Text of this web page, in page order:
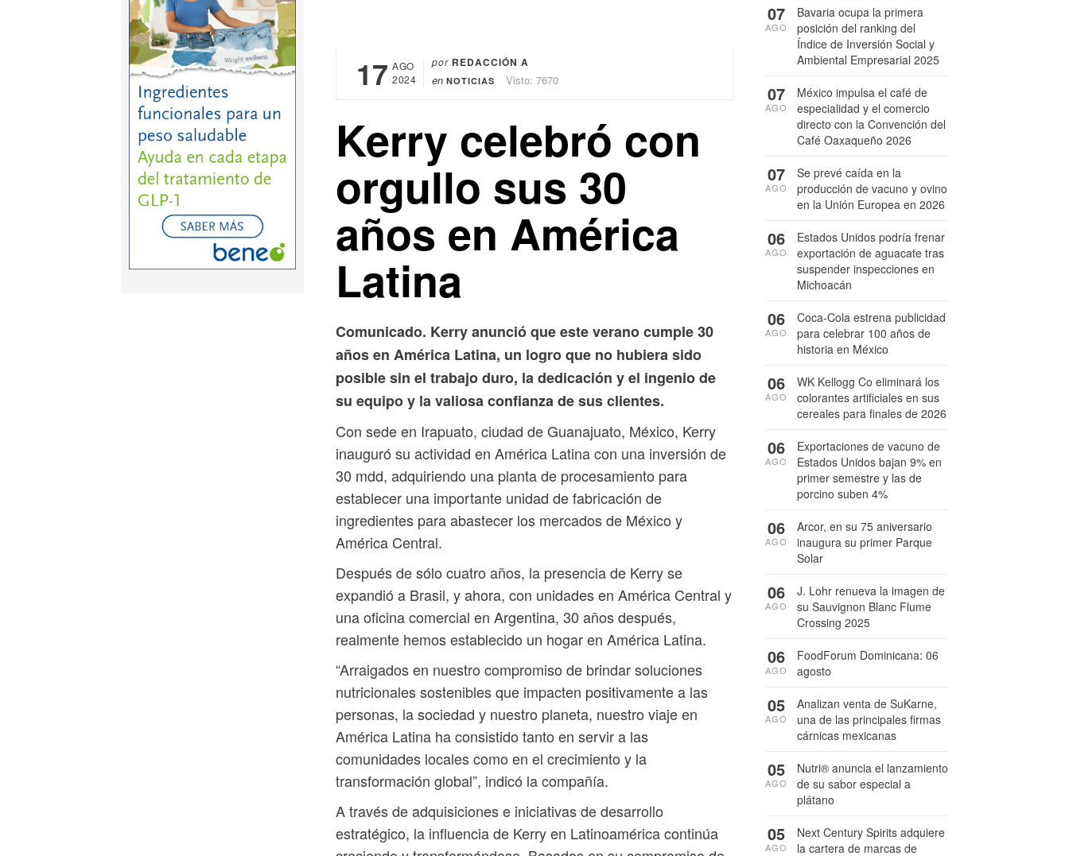
17 AGO
2024
por REDACCIÓN A
en NOTICIAS Visto: 7670
Kerry celebró con
orgullo sus 30
años en América
Latina
Comunicado. Kerry anunció que este verano cumple 30
años en América Latina, un logro que no hubiera sido
posible sin el trabajo duro, la dedicación y el ingenio de
su equipo y la valiosa confianza de sus clientes.
Con sede en Irapuato, ciudad de Guanajuato, México, Kerry
inauguró su actividad en América Latina con una inversión de
30 mdd, adquiriendo una planta de procesamiento para
establecer una importante unidad de fabricación de
ingredientes para abastecer los mercados de México y
América Central.
Después de sólo cuatro años, la presencia de Kerry se
expandió a Brasil, y ahora, con unidades en América Central y
una oficina comercial en Argentina, 30 años después,
realmente hemos establecido un hogar en América Latina.
“Arraigados en nuestro compromiso de brindar soluciones
nutricionales sostenibles que impacten positivamente a las
personas, la sociedad y nuestro planeta, nuestro viaje en
América Latina ha consistido tanto en servir a las
comunidades locales como en el crecimiento y la
transformación global”, indicó la compañía.
A través de adquisiciones e iniciativas de desarrollo
estratégico, la influencia de Kerry en Latinoamérica continúa
Bavaria ocupa la primera
posición del ranking del
Índice de Inversión Social y
Ambiental Empresarial 2025
07
AGO
México impulsa el café de
especialidad y el comercio
directo con la Convención del
Café Oaxaqueño 2026
07
AGO
Se prevé caída en la
producción de vacuno y ovino
en la Unión Europea en 2026
07
AGO
Estados Unidos podría frenar
exportación de aguacate tras
suspender inspecciones en
Michoacán
06
AGO
Coca-Cola estrena publicidad
para celebrar 100 años de
historia en México
06
AGO
WK Kellogg Co eliminará los
colorantes artificiales en sus
cereales para finales de 2026
06
AGO
Exportaciones de vacuno de
Estados Unidos bajan 9% en
primer semestre y las de
porcino suben 4%
06
AGO
Arcor, en su 75 aniversario
inaugura su primer Parque
Solar
06
AGO
J. Lohr renueva la imagen de
su Sauvignon Blanc Flume
Crossing 2025
06
AGO
FoodForum Dominicana: 06
agosto
06
AGO
Analizan venta de SuKarne,
una de las principales firmas
cárnicas mexicanas
05
AGO
Nutri® anuncia el lanzamiento
de su sabor especial a
plátano
05
AGO
Next Century Spirits adquiere
la cartera de marcas de
05
AGO